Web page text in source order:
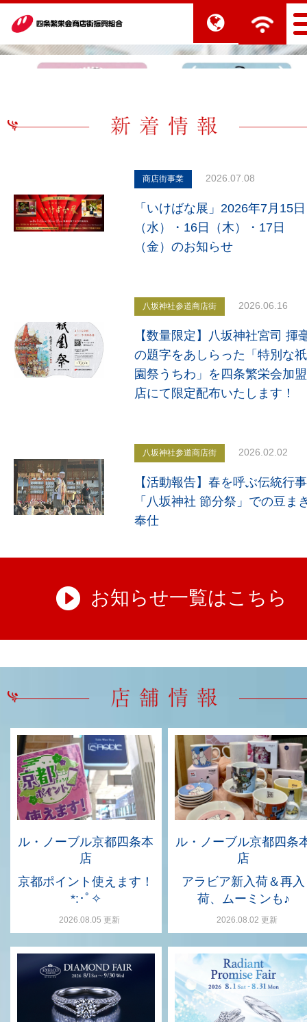
商店街事業 2026.07.08
「いけばな展」2026年7月15日
（水）・16日（木）・17日
（金）のお知らせ
八坂神社参道商店街 2026.06.16
【数量限定】八坂神社宮司 揮
の題字をあしらった「特別な祇
園祭うちわ」を四条繁栄会加盟
店にて限定配布いたします！
八坂神社参道商店街 2026.02.02
【活動報告】春を呼ぶ伝統行事
「八坂神社 節分祭」での豆ま
奉仕
お知らせ一覧はこちら
ル・ノーブル京都四条本
店
京都ポイント使えます！
*:･ﾟ✧
2026.08.05 更新
ル・ノーブル京都四条
店
アラビア新入荷＆再入
荷、ムーミンも♪
2026.08.02 更新